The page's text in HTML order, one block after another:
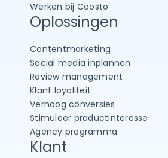
Werken bij Coosto
Oplossingen
Contentmarketing
Social media inplannen
Review management
Klant loyaliteit
Verhoog conversies
Stimuleer productinteresse
Agency programma
Klant